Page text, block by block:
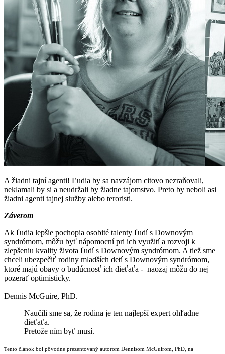
A žiadni tajní agenti! Ľudia by sa navzájom citovo nezraňovali,
neklamali by si a neudržali by žiadne tajomstvo. Preto by neboli asi
žiadni agenti tajnej služby alebo teroristi.
Záverom
Ak ľudia lepšie pochopia osobité talenty ľudí s Downovým
syndrómom, môžu byť nápomocní pri ich využití a rozvoji k
zlepšeniu kvality života ľudí s Downovým syndrómom. A tiež sme
chceli ubezpečiť rodiny mladších detí s Downovým syndrómom,
ktoré majú obavy o budúcnosť ich dieťaťa - naozaj môžu do nej
pozerať optimisticky.
Dennis McGuire, PhD.
Naučili sme sa, že rodina je ten najlepší expert ohľadne
dieťaťa.
Pretože ním byť musí.
Tento článok bol pôvodne prezentovaný autorom Dennisom McGuirom, PhD, na